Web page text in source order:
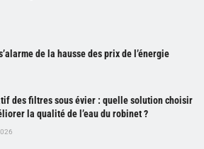
de la hausse des prix de l’énergie
des filtres sous évier : quelle solution choisir
la qualité de l’eau du robinet ?